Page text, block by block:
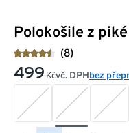
Polokošile z
(8)
499 Kčvč. DPHbez